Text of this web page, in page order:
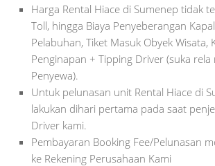
Harga Rental Hiace di Sumenep tidak
Toll, hingga Biaya Penyeberangan
Pelabuhan, Tiket Masuk Obyek Wisata,
Penginapan + Tipping Driver (suka rela
Penyewa).
Untuk pelunasan unit Rental Hiace di
lakukan dihari pertama pada saat
Driver kami.
Pembayaran Booking Fee/Pelunasan
ke Rekening Perusahaan Kami